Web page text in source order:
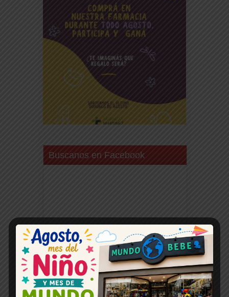
Buscanos en Facebook